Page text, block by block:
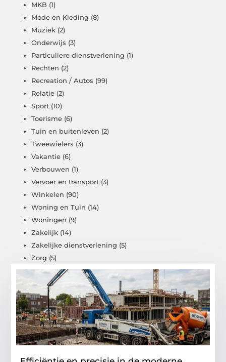
MKB (1)
Mode en Kleding (8)
Muziek (2)
Onderwijs (3)
Particuliere dienstverlening (1)
Rechten (2)
Recreation / Autos (99)
Relatie (2)
Sport (10)
Toerisme (6)
Tuin en buitenleven (2)
Tweewielers (3)
Vakantie (6)
Verbouwen (1)
Vervoer en transport (3)
Winkelen (90)
Woning en Tuin (14)
Woningen (9)
Zakelijk (14)
Zakelijke dienstverlening (5)
Zorg (5)